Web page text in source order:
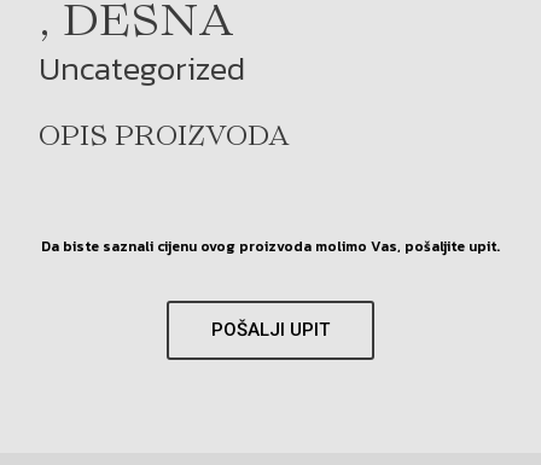
, DESNA
Uncategorized
OPIS PROIZVODA
Da biste saznali cijenu ovog proizvoda molimo Vas, pošaljite upit.
POŠALJI UPIT